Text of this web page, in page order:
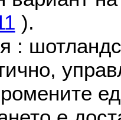
).
: